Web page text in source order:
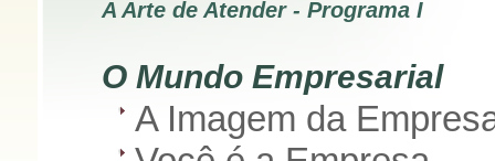
A Arte de Atender - Programa I
O Mundo Empresarial
A Imagem da